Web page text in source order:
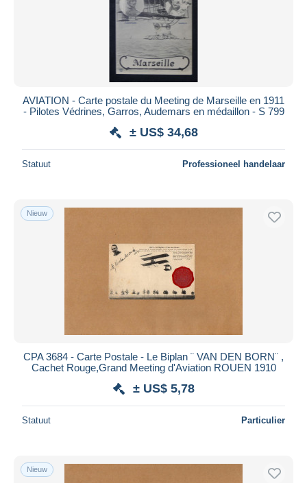
AVIATION - Carte postale du Meeting de Marseille en 1911
- Pilotes Védrines, Garros, Audemars en médaillon - S 799
± US$ 34,68
Statuut Professioneel handelaar
Nieuw
CPA 3684 - Carte Postale - Le Biplan ¨ VAN DEN BORN¨ ,
Cachet Rouge,Grand Meeting d'Aviation ROUEN 1910
± US$ 5,78
Statuut Particulier
Nieuw